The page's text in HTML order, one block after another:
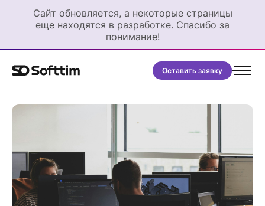
Сайт обновляется, а некоторые страницы
еще находятся в разработке. Спасибо за
понимание!
Оставить заявку